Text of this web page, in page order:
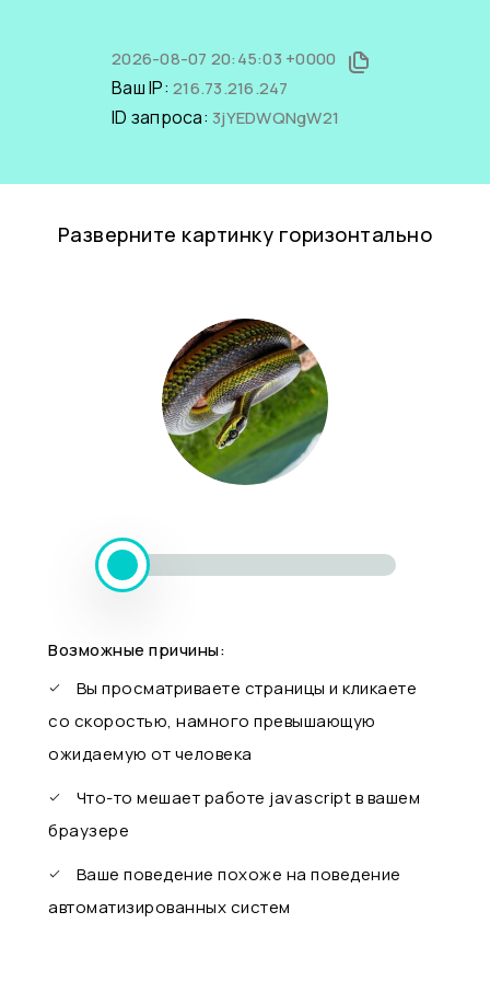
2026-08-07 20:45:03 +0000
Ваш IP: 216.73.216.247
ID запроса: 3jYEDWQNgW21
Разверните картинку горизонтально
Возможные причины:
Вы просматриваете страницы и кликаете
со скоростью, намного превышающую
ожидаемую от человека
Что-то мешает работе javascript в вашем
браузере
Ваше поведение похоже на поведение
автоматизированных систем